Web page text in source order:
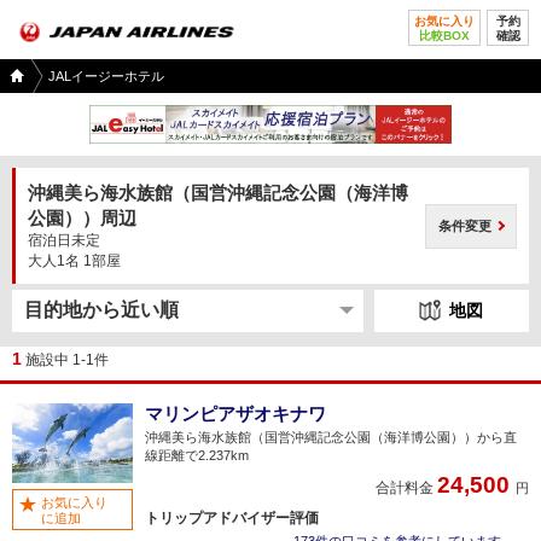
お気に入り
比較BOX
予約
確認
国内
ツア
JALイージーホテル
沖縄美ら海水族館（国営沖縄記念公園（海洋博
公園））周辺
宿泊日未定
大人1名 1部屋
条件変更
地図
1 施設中 1-1件
マリンピアザオキナワ
沖縄美ら海水族館（国営沖縄記念公園（海洋博公園））から直
線距離で2.237km
合計料金 24,500 円
トリップアドバイザー評価
お気に入り
に追加